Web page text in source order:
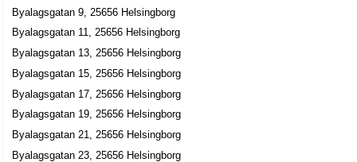
Hårbetjänten
Ingela Elisabeth Persson
042-281414
Byalagsgatan 48, 25656 Helsingborg
Colin Groves Solarium Och Dekor
Colin William Groves
Byalagsgatan 50, 25656 Helsingborg
Byalagsgatan 9, 25656 Helsingborg
Byalagsgatan 11, 25656 Helsingborg
Byalagsgatan 13, 25656 Helsingborg
Byalagsgatan 15, 25656 Helsingborg
Byalagsgatan 17, 25656 Helsingborg
Byalagsgatan 19, 25656 Helsingborg
Byalagsgatan 21, 25656 Helsingborg
Byalagsgatan 23, 25656 Helsingborg